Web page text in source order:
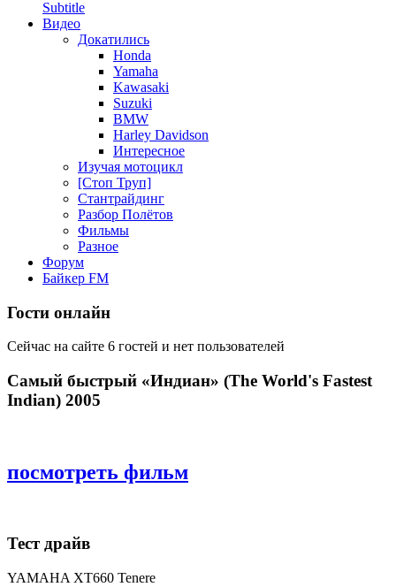
Subtitle
Видео
Докатились
Honda
Yamaha
Kawasaki
Suzuki
BMW
Harley Davidson
Интересное
Изучая мотоцикл
[Стоп Труп]
Стантрайдинг
Разбор Полётов
Фильмы
Разное
Форум
Байкер FM
Гости онлайн
Сейчас на сайте 6 гостей и нет пользователей
Самый быстрый «Индиан» (The World's Fastest
Indian) 2005
посмотреть фильм
Тест драйв
YAMAHA XT660 Tenere